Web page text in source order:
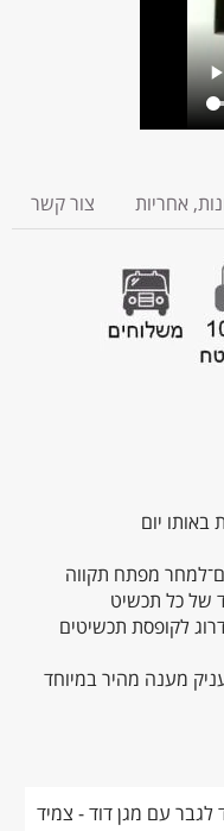
אחריות צור קשר
מפתח תקווה
של כל תכשיט
לקופסת תכשיטים
מענה מהיר במיוחד
לגבר עם מגן דוד - צמיד